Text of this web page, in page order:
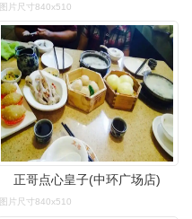
图片尺寸840x510
正哥点心皇子(中环广场店)
图片尺寸840x510